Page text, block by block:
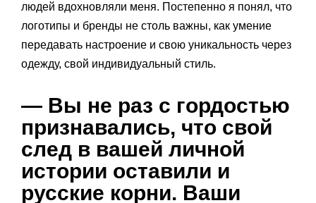
людей вдохновляли меня. Постепенно я понял, что
логотипы и бренды не столь важны, как умение
передавать настроение и свою уникальность через
одежду, свой индивидуальный стиль.
— Вы не раз с гордостью
признавались, что свой
след в вашей личной
истории оставили и
русские корни. Ваши